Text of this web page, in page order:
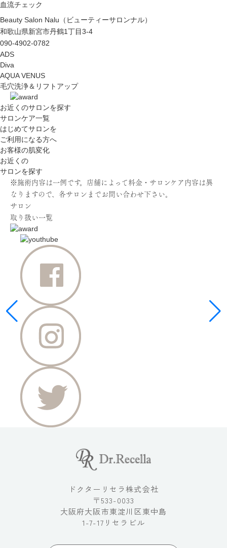
血流チェック
Beauty Salon Nalu（ビューティーサロンナル）
和歌山県新宮市丹鶴1丁目3-4
090-4902-0782
ADS
Diva
AQUA VENUS
毛穴洗浄＆リフトアップ
お近くのサロンを探す
サロンケア一覧
はじめてサロンを
ご利用になる方へ
お客様の肌変化
お近くの
サロンを探す
※施術内容は一例です。店舗によって料金・サロンケア内容は異
なりますので、各サロンまでお問い合わせ下さい。
サロン
取り扱い一覧
ドクターリセラ株式会社
〒533-0033
大阪府大阪市東淀川区東中島
1-7-17リセラビル